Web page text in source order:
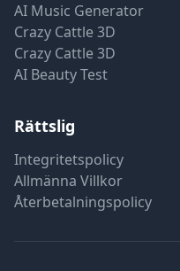
AI Music Generator
Crazy Cattle 3D
Crazy Cattle 3D
AI Beauty Test
Rättslig
Integritetspolicy
Allmänna Villkor
Återbetalningspolicy